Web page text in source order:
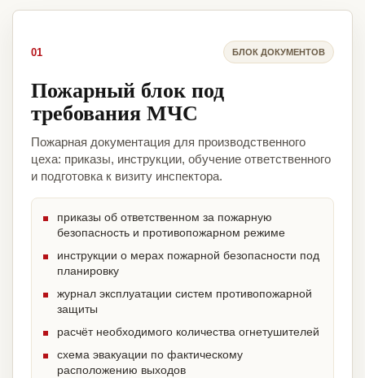
01 БЛОК ДОКУМЕНТОВ
Пожарный блок под
требования МЧС
Пожарная документация для производственного
цеха: приказы, инструкции, обучение ответственного
и подготовка к визиту инспектора.
приказы об ответственном за пожарную
безопасность и противопожарном режиме
инструкции о мерах пожарной безопасности под
планировку
журнал эксплуатации систем противопожарной
защиты
расчёт необходимого количества огнетушителей
схема эвакуации по фактическому
расположению выходов